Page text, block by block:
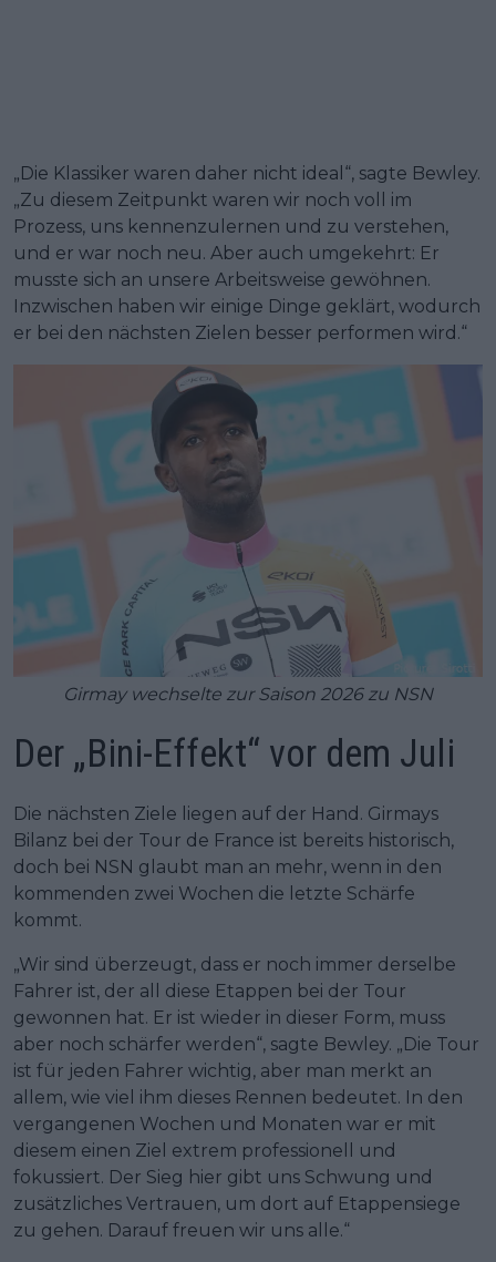
„Die Klassiker waren daher nicht ideal“, sagte Bewley.
„Zu diesem Zeitpunkt waren wir noch voll im
Prozess, uns kennenzulernen und zu verstehen,
und er war noch neu. Aber auch umgekehrt: Er
musste sich an unsere Arbeitsweise gewöhnen.
Inzwischen haben wir einige Dinge geklärt, wodurch
er bei den nächsten Zielen besser performen wird.“
Girmay wechselte zur Saison 2026 zu NSN
Der „Bini-Effekt“ vor dem Juli
Die nächsten Ziele liegen auf der Hand. Girmays
Bilanz bei der Tour de France ist bereits historisch,
doch bei NSN glaubt man an mehr, wenn in den
kommenden zwei Wochen die letzte Schärfe
kommt.
„Wir sind überzeugt, dass er noch immer derselbe
Fahrer ist, der all diese Etappen bei der Tour
gewonnen hat. Er ist wieder in dieser Form, muss
aber noch schärfer werden“, sagte Bewley. „Die Tour
ist für jeden Fahrer wichtig, aber man merkt an
allem, wie viel ihm dieses Rennen bedeutet. In den
vergangenen Wochen und Monaten war er mit
diesem einen Ziel extrem professionell und
fokussiert. Der Sieg hier gibt uns Schwung und
zusätzliches Vertrauen, um dort auf Etappensiege
zu gehen. Darauf freuen wir uns alle.“